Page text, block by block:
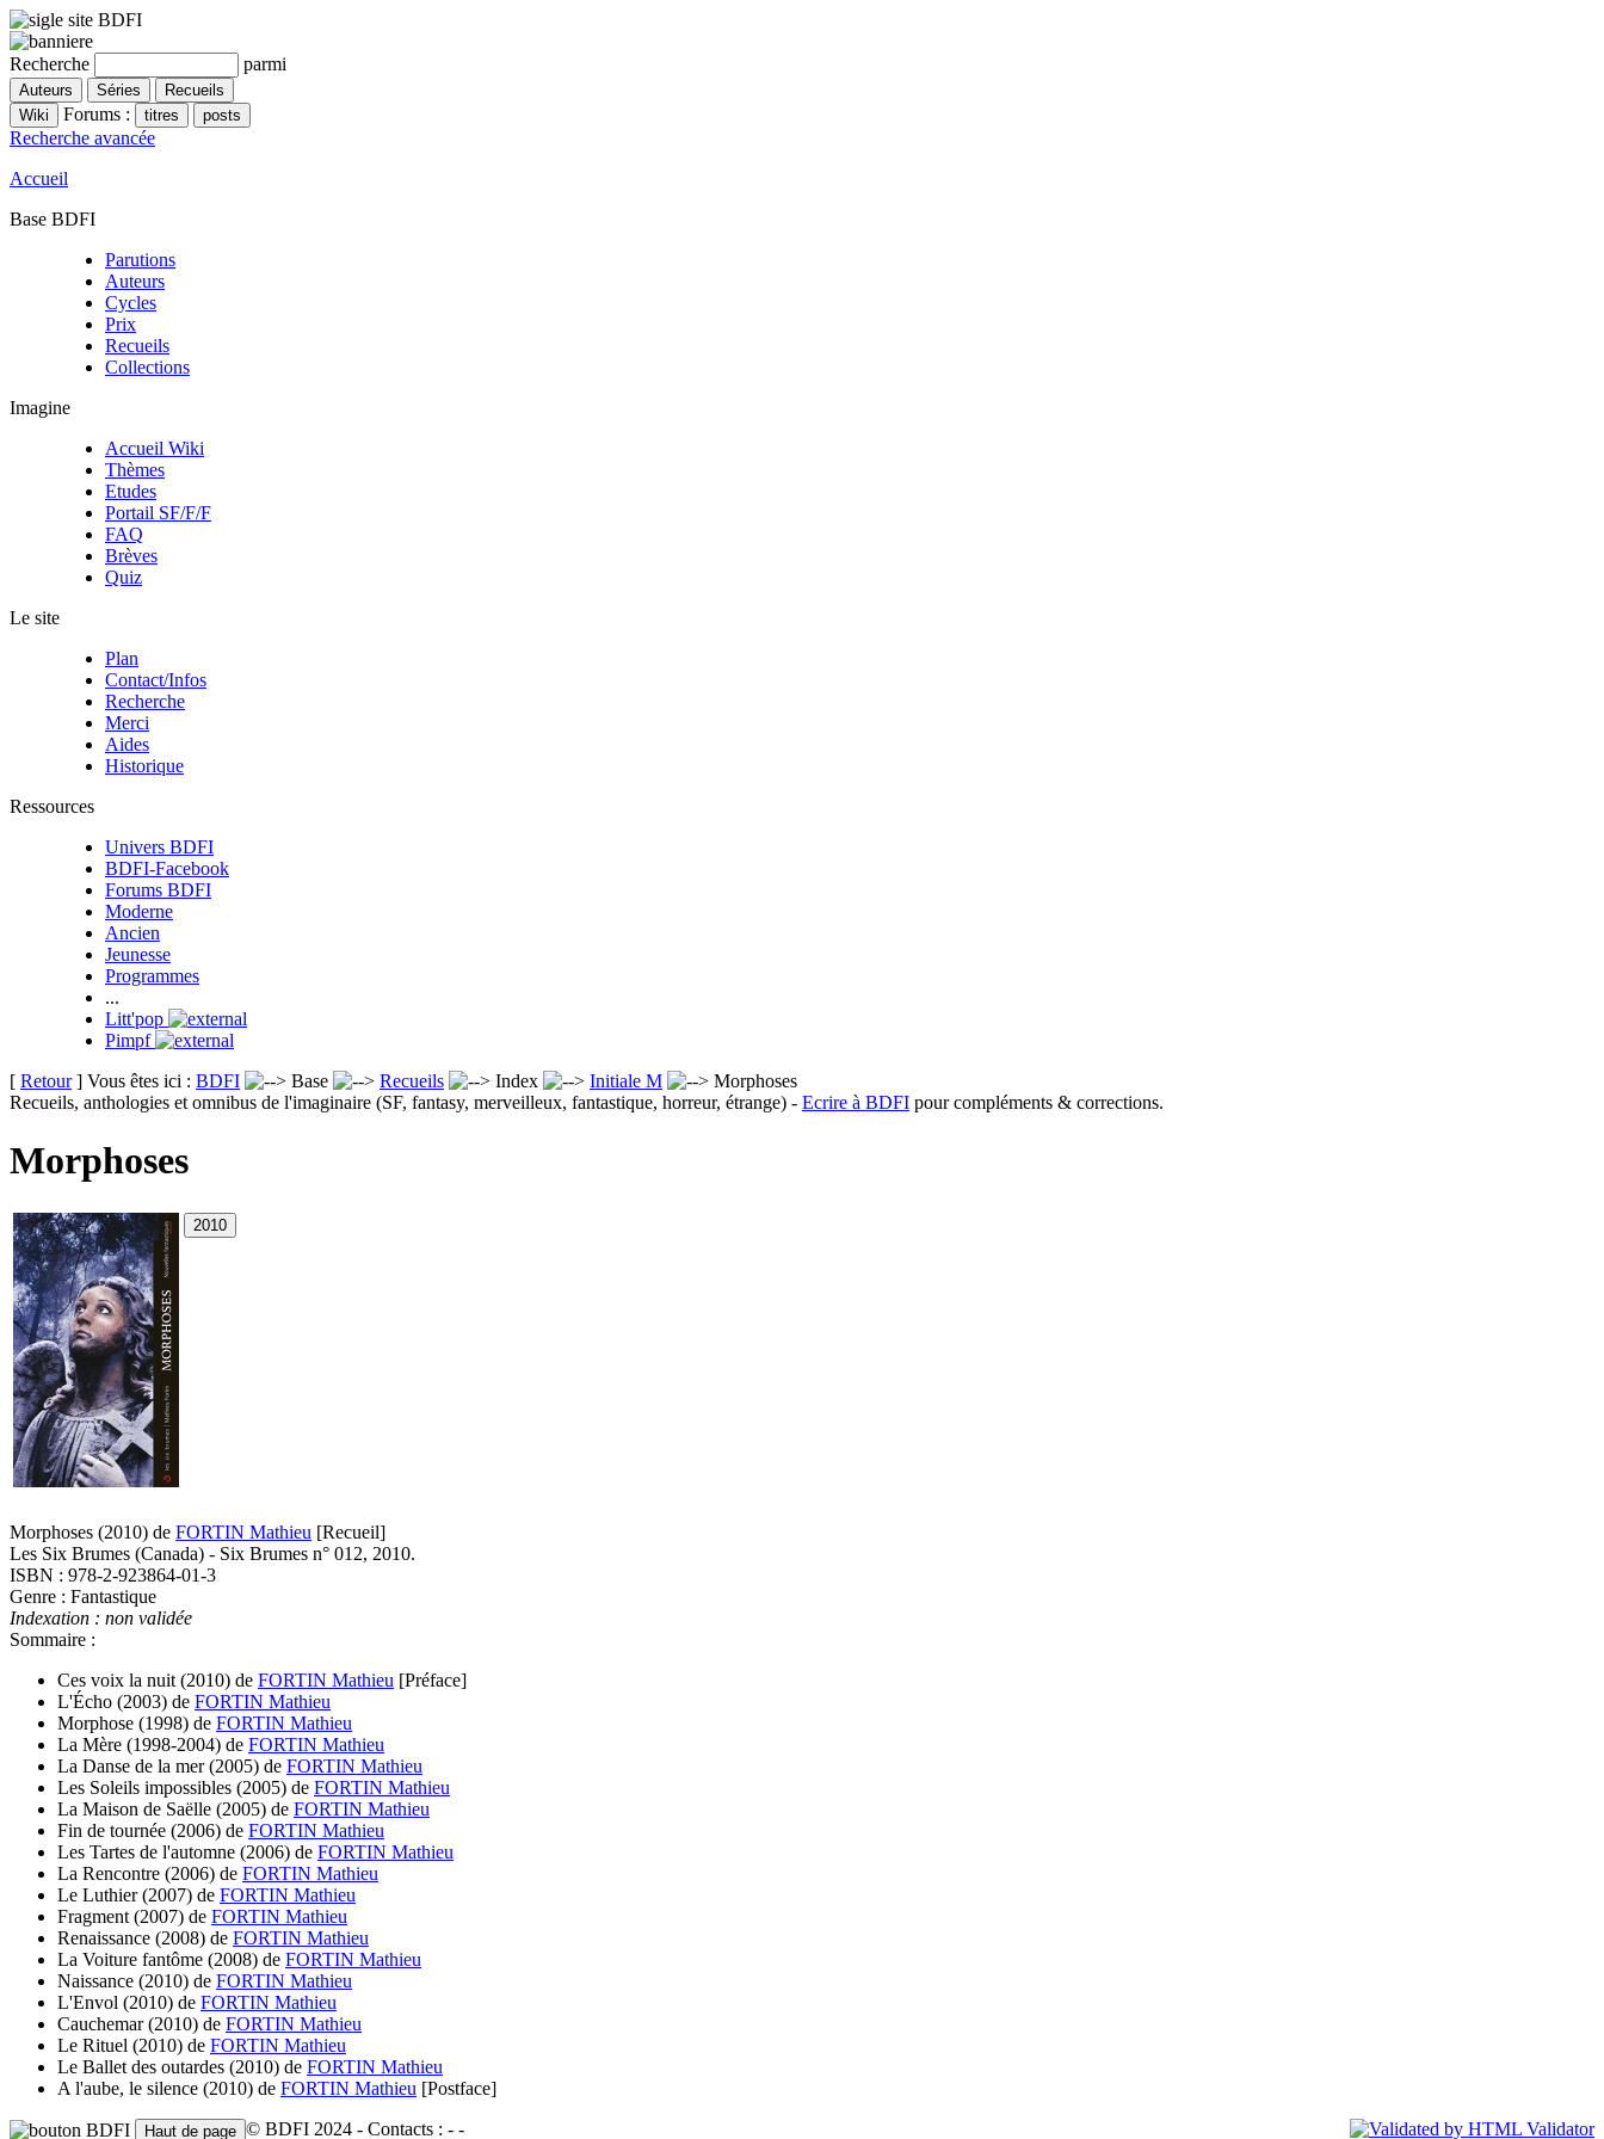
Recherche parmi
Forums :
Recherche avancée
Accueil
Base BDFI
Parutions
Auteurs
Cycles
Prix
Recueils
Collections
Imagine
Accueil Wiki
Thèmes
Etudes
Portail SF/F/F
FAQ
Brèves
Quiz
Le site
Plan
Contact/Infos
Recherche
Merci
Aides
Historique
Ressources
Univers BDFI
BDFI-Facebook
Forums BDFI
Moderne
Ancien
Jeunesse
Programmes
...
Litt'pop
Pimpf
[ Retour] Vous êtes ici : BDFI Base Recueils Index Initiale M
Morphoses
Recueils, anthologies et omnibus de l'imaginaire (SF, fantasy, merveilleux, fantastique, horreur, étrange) - Ecrire à BDFI pour compléments & corrections.
Morphoses
Morphoses (2010) de FORTIN Mathieu [Recueil]
Les Six Brumes (Canada) - Six Brumes n° 012, 2010.
ISBN : 978-2-923864-01-3
Genre : Fantastique
Indexation : non validée
Sommaire :
Ces voix la nuit (2010) de FORTIN Mathieu [Préface]
L'Écho (2003) de FORTIN Mathieu
Morphose (1998) de FORTIN Mathieu
La Mère (1998-2004) de FORTIN Mathieu
La Danse de la mer (2005) de FORTIN Mathieu
Les Soleils impossibles (2005) de FORTIN Mathieu
La Maison de Saëlle (2005) de FORTIN Mathieu
Fin de tournée (2006) de FORTIN Mathieu
Les Tartes de l'automne (2006) de FORTIN Mathieu
La Rencontre (2006) de FORTIN Mathieu
Le Luthier (2007) de FORTIN Mathieu
Fragment (2007) de FORTIN Mathieu
Renaissance (2008) de FORTIN Mathieu
La Voiture fantôme (2008) de FORTIN Mathieu
Naissance (2010) de FORTIN Mathieu
L'Envol (2010) de FORTIN Mathieu
Cauchemar (2010) de FORTIN Mathieu
Le Rituel (2010) de FORTIN Mathieu
Le Ballet des outardes (2010) de FORTIN Mathieu
A l'aube, le silence (2010) de FORTIN Mathieu [Postface]
© BDFI 2024 - Contacts : - -